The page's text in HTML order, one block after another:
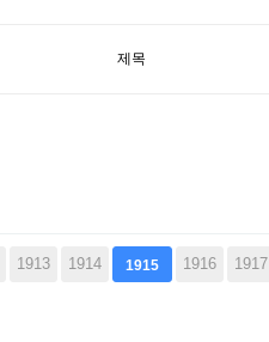
제목
1913 1914 1915 1916 1917